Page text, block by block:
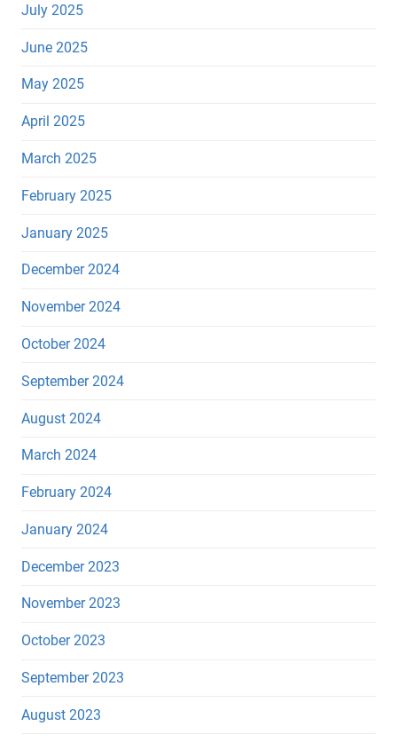
July 2025
June 2025
May 2025
April 2025
March 2025
February 2025
January 2025
December 2024
November 2024
October 2024
September 2024
August 2024
March 2024
February 2024
January 2024
December 2023
November 2023
October 2023
September 2023
August 2023